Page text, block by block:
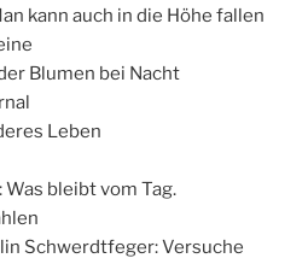
kann auch in die Höhe fallen
Blumen bei Nacht
Leben
bleibt vom Tag.
Schwerdtfeger: Versuche